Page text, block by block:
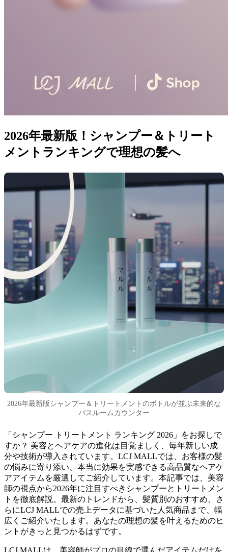
2026年最新版！シャンプー＆トリート
メントランキングで理想の髪へ
2026年最新版シャンプー＆トリートメントのボトルが並ぶ未来的な
バスルームカウンター
「シャンプー トリートメント ランキング 2026」をお探しで
すか？ 美容とヘアケアの進化は目覚ましく、毎年新しい成
分や技術が導入されています。LCJ MALLでは、お客様の髪
の悩みに寄り添い、本当に効果を実感できる高品質なヘアケ
アアイテムを厳選してご紹介しています。本記事では、美容
師の視点から2026年に注目すべきシャンプーとトリートメン
トを徹底解説。最新のトレンドから、髪質別のおすすめ、さ
らにLCJ MALLでの売上データに基づいた人気商品まで、幅
広くご紹介いたします。あなたの理想の髪を叶えるためのヒ
ントがきっと見つかるはずです。
LCJ MALLは、美容師がプロの目線で選んだアイテムだけを